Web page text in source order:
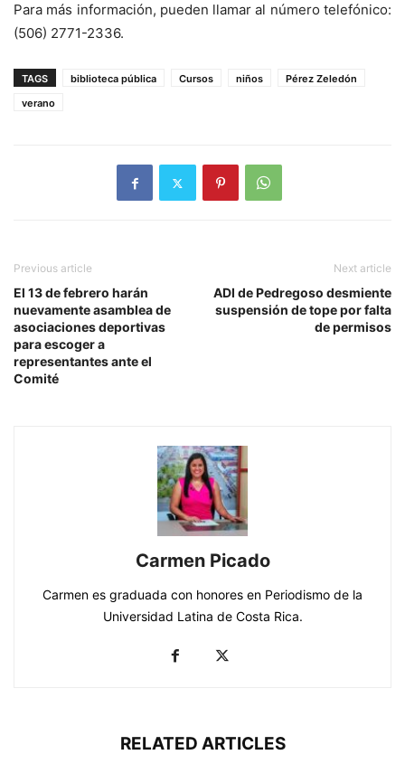
Para más información, pueden llamar al número telefónico:
(506) 2771-2336.
TAGS biblioteca pública Cursos niños
Pérez Zeledón
verano
Previous article
El 13 de febrero harán
nuevamente asamblea de
asociaciones deportivas
para escoger a
representantes ante el
Comité
Next article
ADI de Pedregoso desmiente
suspensión de tope por falta
de permisos
Carmen Picado
Carmen es graduada con honores en Periodismo de la
Universidad Latina de Costa Rica.
RELATED ARTICLES